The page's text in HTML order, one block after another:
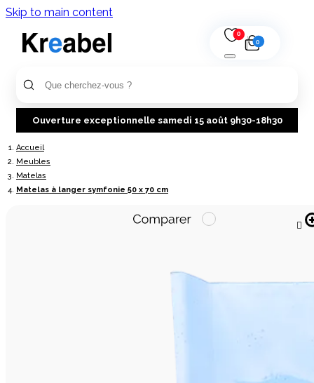
Skip to main content
0
0
Ouverture exceptionnelle samedi 15 août 9h30-18h30
Accueil
Meubles
Matelas
Matelas à langer symfonie 50 x 70 cm
